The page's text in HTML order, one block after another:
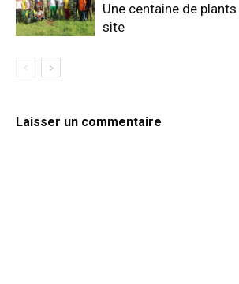
Une centaine de
site
Laisser un commentaire